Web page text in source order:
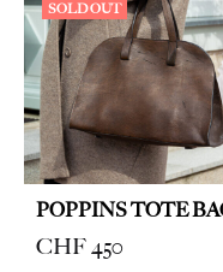
SOLD OUT
POPPINS TOTE
CHF450